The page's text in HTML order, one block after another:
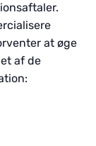
at øge
af de